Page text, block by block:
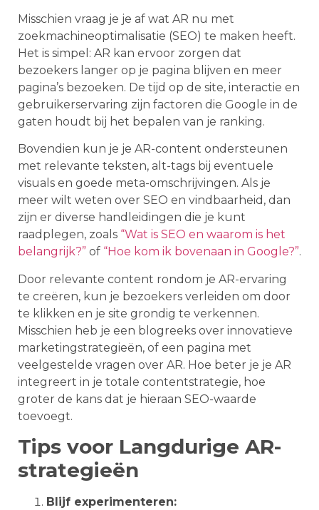
Misschien vraag je je af wat AR nu met
zoekmachineoptimalisatie (SEO) te maken heeft.
Het is simpel: AR kan ervoor zorgen dat
bezoekers langer op je pagina blijven en meer
pagina’s bezoeken. De tijd op de site, interactie en
gebruikerservaring zijn factoren die Google in de
gaten houdt bij het bepalen van je ranking.
Bovendien kun je je AR-content ondersteunen
met relevante teksten, alt-tags bij eventuele
visuals en goede meta-omschrijvingen. Als je
meer wilt weten over SEO en vindbaarheid, dan
zijn er diverse handleidingen die je kunt
raadplegen, zoals “Wat is SEO en waarom is het
belangrijk?” of “Hoe kom ik bovenaan in Google?”.
Door relevante content rondom je AR-ervaring
te creëren, kun je bezoekers verleiden om door
te klikken en je site grondig te verkennen.
Misschien heb je een blogreeks over innovatieve
marketingstrategieën, of een pagina met
veelgestelde vragen over AR. Hoe beter je je AR
integreert in je totale contentstrategie, hoe
groter de kans dat je hieraan SEO-waarde
toevoegt.
Tips voor Langdurige AR-
strategieën
Blijf experimenteren: